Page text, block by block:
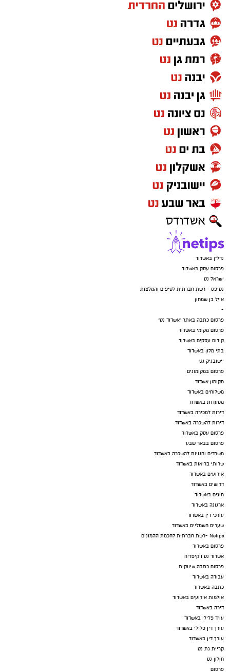
נדל"ן באשדוד
פרסום עסק באשדוד
ישראל נט
נטיפס - רשת חברתית לטיפים והמלצות
אייל בן שמחון
-
פרסום כתבה באתר "אשדוד נט"
פרסום מקומי באשדוד
קידום עסקים באשדוד
בתי מלון באשדוד
יישובניק נט
פרסום במקומונים
מקומון אשדוד
משלוחים באשדוד
מסעדות באשדוד
דירות למכירה באשדוד
דירות להשכרה באשדוד
פרסום עסק באשדוד
פרסום בבאר שבע
משרדים וחנויות להשכרה באשדוד
שרותי בריאות באשדוד
אירועים באשדוד
דרושים באשדוד
חוגים באשדוד
ארנונה באשדוד
עורכי דין באשדוד
שערים חשמליים באשדוד
Netips -רשת חברתית לחכמת ההמונים
פרסום באשדוד
אשדוד נט ויקיפדיה
פרסום כתבה שיווקית
עבודה באשדוד
כתבה באשדוד
אולמות אירועים באשדוד
דירה באשדוד
עו"ד פלילי באשדוד
עורך דין פלילי באשדוד
עורך דין באשדוד
קריית גת נט
חולון נט
פרסום